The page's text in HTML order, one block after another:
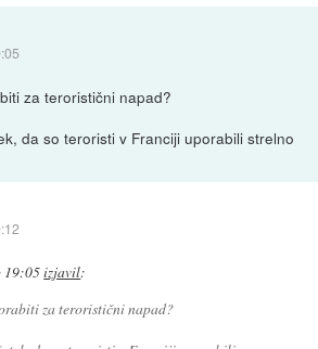
za teroristični napad?
da so teroristi v Franciji uporabili strelno
19:05izjavil:
za teroristični napad?